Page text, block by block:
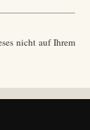
nicht auf Ihrem